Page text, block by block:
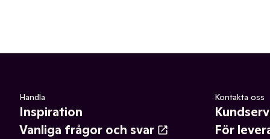
Handla
Inspiration
Vanliga frågor och svar
Kontakta oss
För